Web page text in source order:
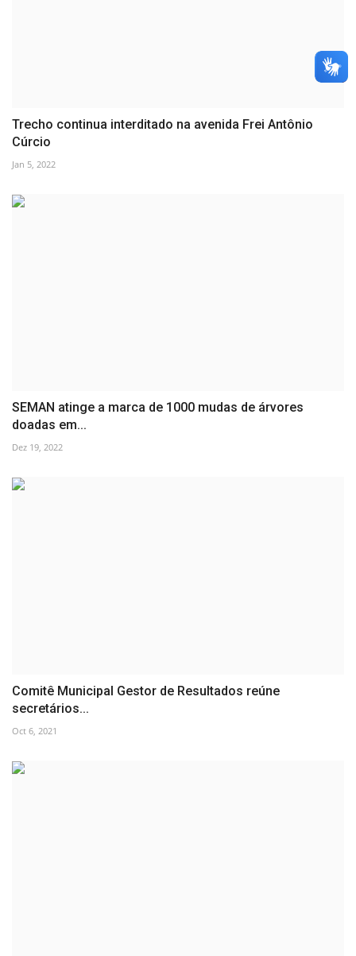
Trecho continua interditado na avenida Frei Antônio
Cúrcio
Jan 5, 2022
SEMAN atinge a marca de 1000 mudas de árvores
doadas em...
Dez 19, 2022
Comitê Municipal Gestor de Resultados reúne
secretários...
Oct 6, 2021